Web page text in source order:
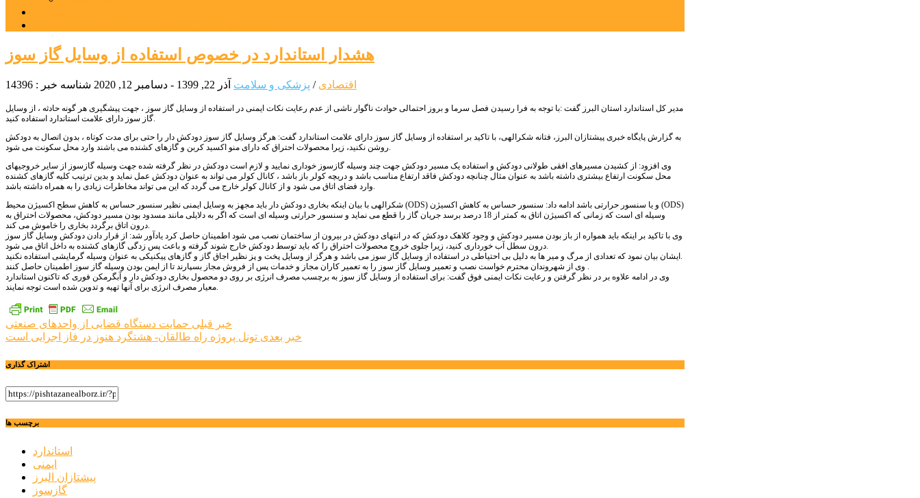
هشدار استاندارد در خصوص استفاده از وسایل گاز سوز
اقتصادی / پزشکی و سلامت آذر 22, 1399 - دسامبر 12, 2020 شناسه خبر : 14396
مدیر کل استاندارد استان البرز گفت :با توجه به فرا رسیدن فصل سرما و بروز احتمالی حوادث ناگوار ناشی از عدم رعایت نکات ایمنی در استفاده از وسایل گاز سوز ، جهت پیشگیری هر گونه حادثه ، از وسایل
گاز سوز دارای علامت استاندارد استفاده کنید.
به گزارش پایگاه خبری پیشتازان البرز، فتانه شکرالهی، با تاکید بر استفاده از وسایل گاز سوز دارای علامت استاندارد گفت: هرگز وسایل گاز سوز دودکش دار را حتی برای مدت کوتاه ، بدون اتصال به دودکش
روشن نکنید، زیرا محصولات احتراق که دارای منو اکسید کربن و گازهای کشنده می باشند وارد محل سکونت می شود.
وی افزود: از کشیدن مسیرهای افقی طولانی دودکش و استفاده یک مسیر دودکش جهت چند وسیله گازسوز خوداری نمایید و لازم است دودکش در نظر گرفته شده جهت وسیله گازسوز از سایر خروجیهای
محل سکونت ارتفاع بیشتری داشته باشد به عنوان مثال چنانچه دودکش فاقد ارتفاع مناسب باشد و دریچه کولر باز باشد ، کانال کولر می تواند به عنوان دودکش عمل نماید و بدین ترتیب کلیه گازهای کشنده
وارد فضای اتاق می شود و از کانال کولر خارج می گردد که این می تواند مخاطرات زیادی را به همراه داشته باشد.
شکرالهی با بیان اینکه بخاری دودکش دار باید مجهز به وسایل ایمنی نظیر سنسور حساس به کاهش سطح اکسیژن محیط (ODS) و یا سنسور حرارتی باشد ادامه داد: سنسور حساس به کاهش اکسیژن (ODS)
وسیله ای است که زمانی که اکسیژن اتاق به کمتر از 18 درصد برسد جریان گاز را قطع می نماید و سنسور حرارتی وسیله ای است که اگر به دلایلی مانند مسدود بودن مسیر دودکش، محصولات احتراق به
درون اتاق برگردد بخاری را خاموش می کند.
وی با تاکید بر اینکه باید همواره از باز بودن مسیر دودکش و وجود کلاهک دودکش که در انتهای دودکش در بیرون از ساختمان نصب می شود اطمینان حاصل کرد یادآور شد: از قرار دادن دودکش وسایل گاز سوز
درون سطل آب خورداری کنید، زیرا جلوی خروج محصولات احتراق را که باید توسط دودکش خارج شوند گرفته و باعث پس زدگی گازهای کشنده به داخل اتاق می شود.
ایشان بیان نمود که تعدادی از مرگ و میر ها به دلیل بی احتیاطی در استفاده از وسایل گاز سوز می باشد و هرگز از وسایل پخت و پز نظیر اجاق گاز و گازهای پیکنیکی به عنوان وسیله گرمایشی استفاده نکنید.
وی از شهروندان محترم خواست نصب و تعمیر وسایل گاز سوز را به تعمیر کاران مجاز و خدمات پس از فروش مجاز بسپارند تا از ایمن بودن وسیله گاز سوز اطمینان حاصل کنند .
وی در ادامه علاوه بر در نظر گرفتن و رعایت نکات ایمنی فوق گفت: برای استفاده از وسایل گاز سوز به برچسب مصرف انرژی بر روی دو محصول بخاری دودکش دار و آبگرمکن فوری که تاکنون استاندارد
معیار مصرف انرژی برای آنها تهیه و تدوین شده است توجه نمایند.
راهبری
نوشته
خبر قبلی حمایت دستگاه قضایی از واحدهای صنعتی
خبر بعدی تونل پروژه راه طالقان- هشتگرد هنوز در فاز اجرایی است
اشتراک گذاری
برچسب ها
استاندارد
ایمنی
پیشتازان البرز
گازسوز